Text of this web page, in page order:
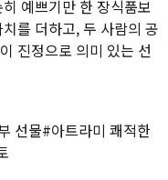
예쁘기만 한 장식품보
를 더하고, 두 사람의 공
진정으로 의미 있는 선
선물#아트라미 쾌적한